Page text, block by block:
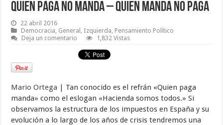
Quien paga no manda – quien manda no paga
22 abril 2016
Democracia, General , Izquierda, Pensamiento Político
Deja un comentario
1,832 Vistas
Mario Ortega | Tan conocido es el refrán «Quien paga
manda» como el eslogan «Hacienda somos todos.» Si
observamos la estructura de los impuestos en España y su
evolución a lo largo de los años de crisis tendremos una